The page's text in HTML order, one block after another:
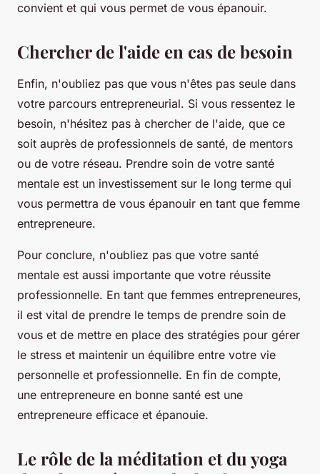
convient et qui vous permet de vous épanouir.
Chercher de l'aide en cas de besoin
Enfin, n'oubliez pas que vous n'êtes pas seule dans
votre parcours entrepreneurial. Si vous ressentez le
besoin, n'hésitez pas à chercher de l'aide, que ce
soit auprès de professionnels de santé, de mentors
ou de votre réseau. Prendre soin de votre santé
mentale est un investissement sur le long terme qui
vous permettra de vous épanouir en tant que femme
entrepreneure.
Pour conclure, n'oubliez pas que votre santé
mentale est aussi importante que votre réussite
professionnelle. En tant que femmes entrepreneures,
il est vital de prendre le temps de prendre soin de
vous et de mettre en place des stratégies pour gérer
le stress et maintenir un équilibre entre votre vie
personnelle et professionnelle. En fin de compte,
une entrepreneure en bonne santé est une
entrepreneure efficace et épanouie.
Le rôle de la méditation et du yoga